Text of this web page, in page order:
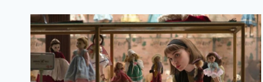
POR
LA
NOSTALGIA